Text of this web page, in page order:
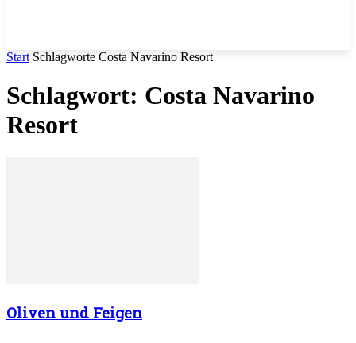
Start Schlagworte Costa Navarino Resort
Schlagwort: Costa Navarino
Resort
Oliven und Feigen